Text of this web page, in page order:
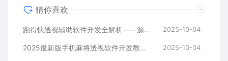
猜你喜欢
跑得快透视辅助软件开发全解析——源码、跨平台架构与控牌算法 2025-10-04
2025最新版手机麻将透视软件开发教程：跨平台实现与安全防封方案 2025-10-04